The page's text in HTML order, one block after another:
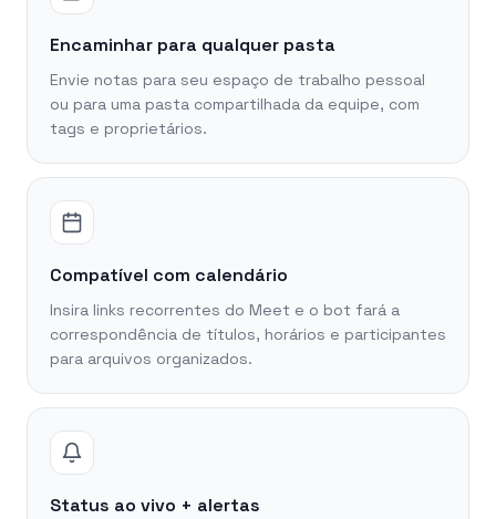
Encaminhar para qualquer pasta
Envie notas para seu espaço de trabalho pessoal
ou para uma pasta compartilhada da equipe, com
tags e proprietários.
Compatível com calendário
Insira links recorrentes do Meet e o bot fará a
correspondência de títulos, horários e participantes
para arquivos organizados.
Status ao vivo + alertas